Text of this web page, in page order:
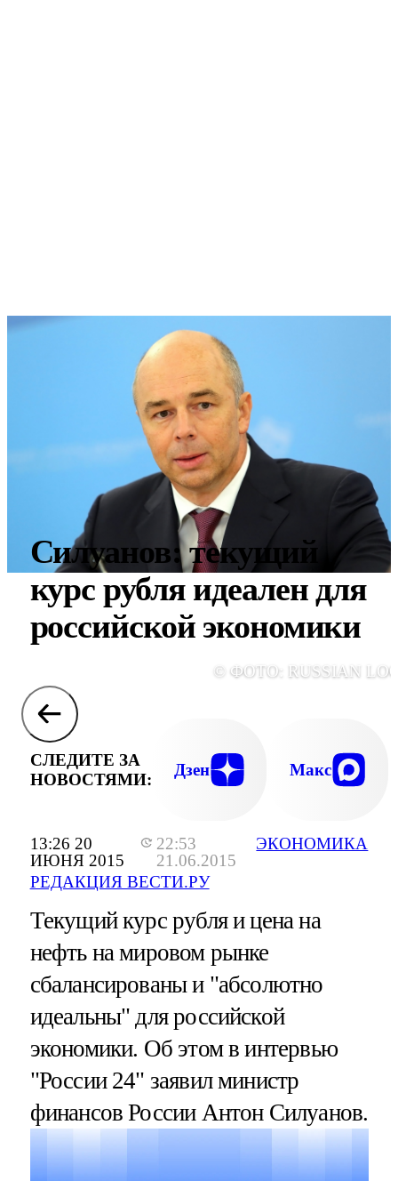
13:26 20
ИЮНЯ 2015
22:53
21.06.2015
РЕДАКЦИЯ ВЕСТИ.РУ
ЭКОНОМИКА
Силуанов: текущий
курс рубля идеален для
российской экономики
© ФОТО: RUSSIAN
СЛЕДИТЕ ЗА
НОВОСТЯМИ:
Дзен Макс
Текущий курс рубля и цена на
нефть на мировом рынке
сбалансированы и "абсолютно
идеальны" для российской
экономики. Об этом в интервью
"России 24" заявил министр
финансов России Антон Силуанов.